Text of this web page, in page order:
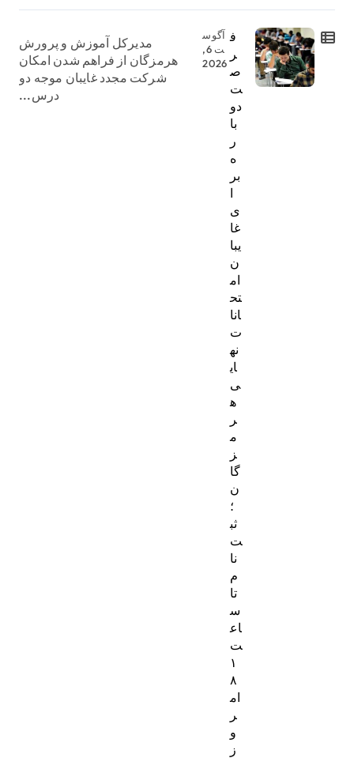
ف
ر
ص
ت
دو
با
ر
ه
بر
ا
ی
غا
یبا
ن
ام
تح
انا
ت
نه
ای
ی
ه
ر
م
ز
گا
ن
؛
ثب
ت‌
نا
م
تا
س
اع
ت
۱
۸
ام
ر
و
ز
آگوس
ت 6,
2026
مدیرکل آموزش و پرورش
هرمزگان از فراهم شدن امکان
شرکت مجدد غایبان موجه دو
درس...